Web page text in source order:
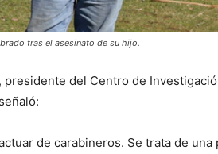
tras el asesinato de su hijo.
del Centro de
de carabineros. Se trata de una